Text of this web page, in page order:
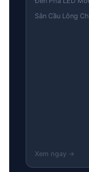
Sân Cầu Lông